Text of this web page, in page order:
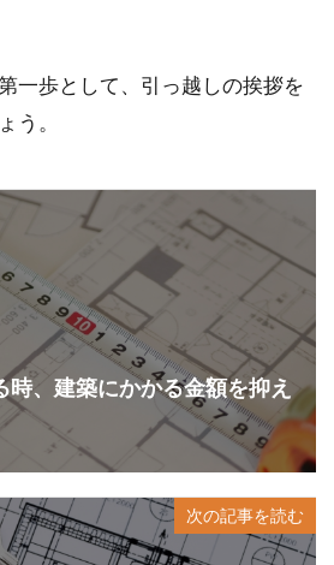
一歩として、引っ越しの挨拶を
う。
時、建築にかかる金額を抑え
次の記事を読む